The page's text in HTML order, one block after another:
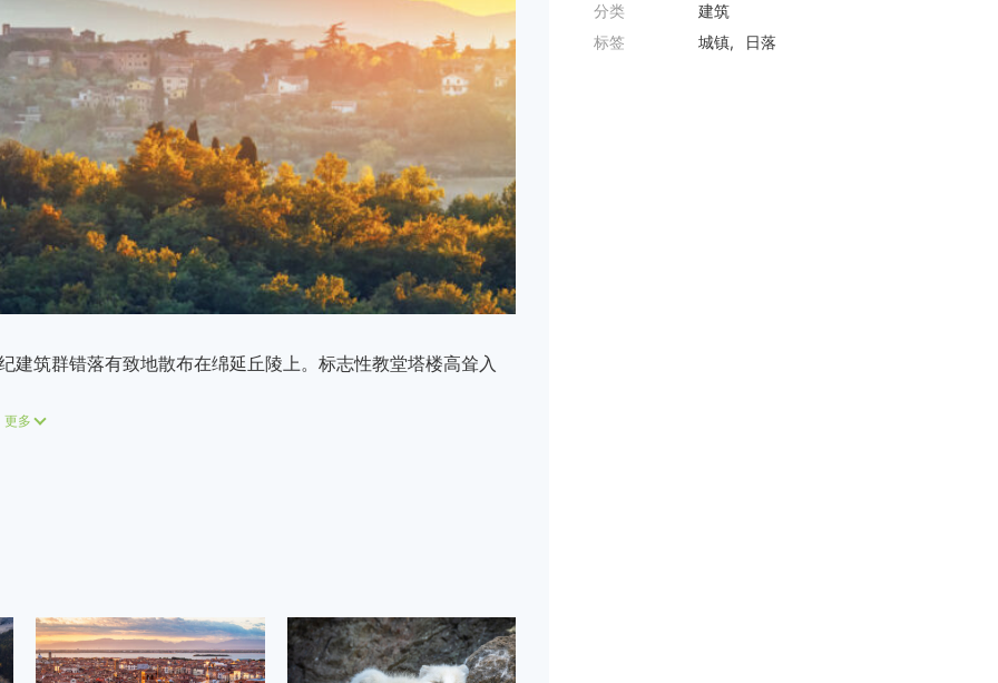
筑群错落有致地散布在绵延丘陵上。标志性教堂塔楼高耸入
更多
分类
建筑
标签
城镇 日落